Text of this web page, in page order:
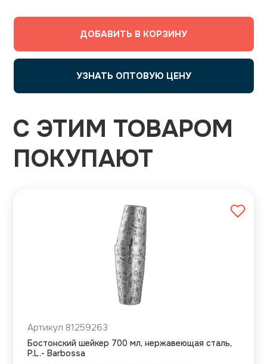
ДОБАВИТЬ В КОРЗИНУ
УЗНАТЬ ОПТОВУЮ ЦЕНУ
С ЭТИМ ТОВАРОМ
ПОКУПАЮТ
Артикул 81259263
Бостонский шейкер 700 мл, нержавеющая сталь,
P.L.- Barbossa